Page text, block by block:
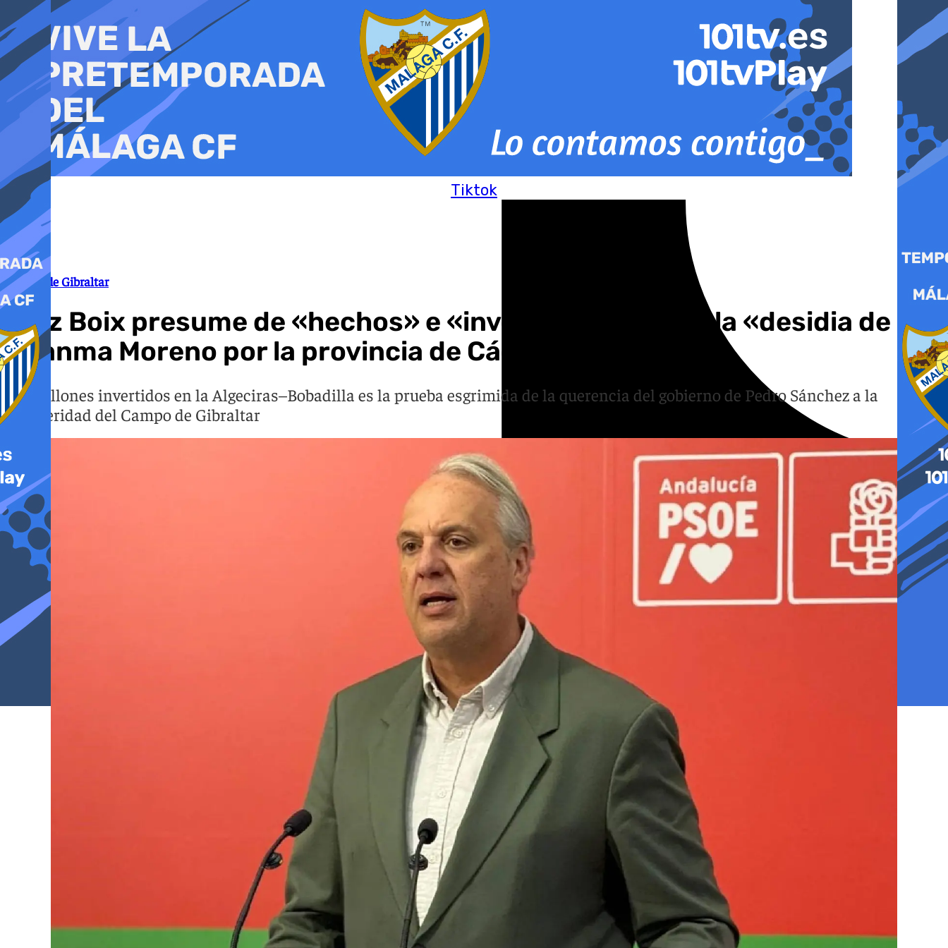
al
contenido
Tiktok
Campo de Gibraltar
Ruiz Boix presume de «hechos» e «inversión» frente a la «desidia de
Juanma Moreno por la provincia de Cádiz»
514 millones invertidos en la Algeciras–Bobadilla es la prueba esgrimida de la querencia del gobierno de Pedro Sánchez a la
prosperidad del Campo de Gibraltar